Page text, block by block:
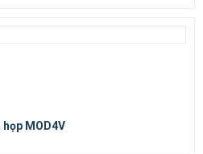
họp MOD4V